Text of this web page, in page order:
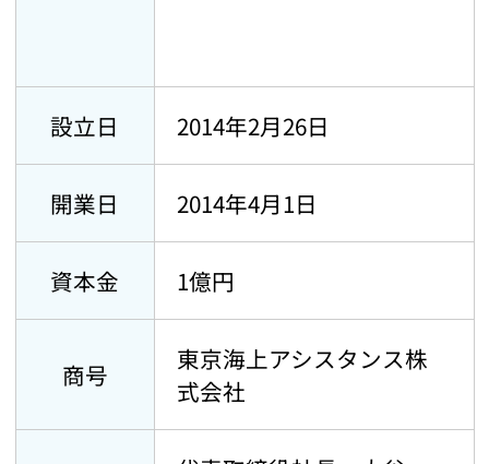
設立日 2014年2月26日
開業日 2014年4月1日
資本金 1億円
商号
東京海上アシスタンス株
式会社